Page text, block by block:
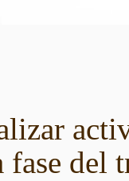
fase del